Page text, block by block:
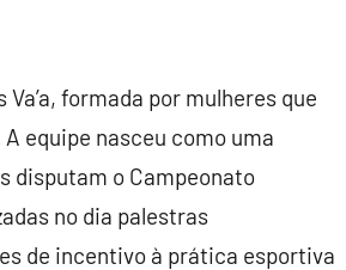
formada por mulheres que
equipe nasceu como uma
disputam o Campeonato
no dia palestras
de incentivo à prática esportiva